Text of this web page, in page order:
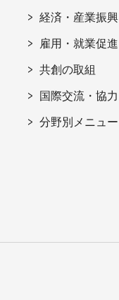
経済・産業振興
雇用・就業促進
共創の取組
国際交流・協力
分野別メニュー